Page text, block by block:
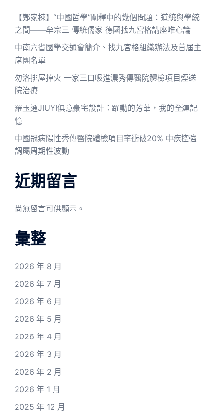
【鄭家棟】“中國哲學”闡釋中的幾個問題：道統與學統
之間——牟宗三 傳統儒家 德國找九宮格講座唯心論
中南六省國學交通會簡介、找九宮格組織辦法及首屆主
席團名單
勿洛排屋掉火 一家三口吸進濃秀傳醫院體檢項目煙送
院治療
羅玉通JIUYI俱意豪宅設計：躍動的芳華，我的全運記
憶
中國冠病陽性秀傳醫院體檢項目率衝破20% 中疾控強
調屬周期性波動
近期留言
尚無留言可供顯示。
彙整
2026 年 8 月
2026 年 7 月
2026 年 6 月
2026 年 5 月
2026 年 4 月
2026 年 3 月
2026 年 2 月
2026 年 1 月
2025 年 12 月